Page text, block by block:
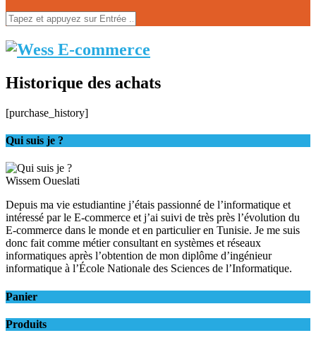
Historique des achats
[purchase_history]
Qui suis je ?
Wissem Oueslati
Depuis ma vie estudiantine j’étais passionné de l’informatique et
intéressé par le E-commerce et j’ai suivi de très près l’évolution du
E-commerce dans le monde et en particulier en Tunisie. Je me suis
donc fait comme métier consultant en systèmes et réseaux
informatiques après l’obtention de mon diplôme d’ingénieur
informatique à l’École Nationale des Sciences de l’Informatique.
Panier
Produits